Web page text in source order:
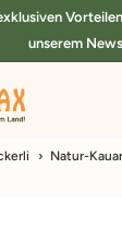
unserem
› Natur-